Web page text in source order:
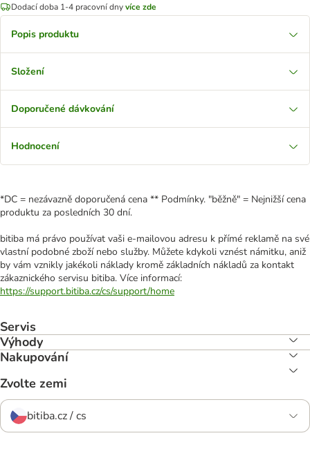
Dodací doba 1-4 pracovní dnyvíce zde
Popis produktu
Složení
Doporučené dávkování
Hodnocení
*DC = nezávazně doporučená cena ** Podmínky. "běžně" = Nejnižší cena
produktu za posledních 30 dní.
bitiba má právo používat vaši e-mailovou adresu k přímé reklamě na své
vlastní podobné zboží nebo služby. Můžete kdykoli vznést námitku, aniž
by vám vznikly jakékoli náklady kromě základních nákladů za kontakt
zákaznického servisu bitiba. Více informací:
https://support.bitiba.cz/cs/support/home
Servis
Výhody
Nakupování
Zvolte zemi
bitiba.cz / cs